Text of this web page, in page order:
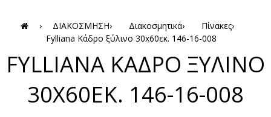
› ΔΙΑΚΟΣΜΗΣΗ› Διακοσμητικά› Πίνακες›
Fylliana Κάδρο ξύλινο 30x60εκ. 146-16-008
FYLLIANA ΚΑΔΡΟ ΞΥΛΙΝΟ
30X60ΕΚ. 146-16-008